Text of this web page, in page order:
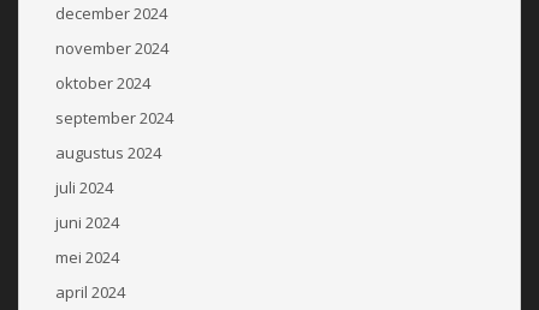
december 2024
november 2024
oktober 2024
september 2024
augustus 2024
juli 2024
juni 2024
mei 2024
april 2024